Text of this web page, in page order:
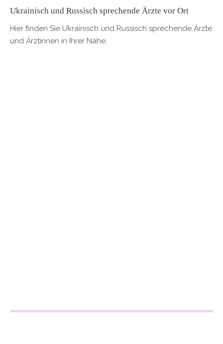
Ukrainisch und Russisch sprechende Ärzte vor Ort
Hier finden Sie Ukrainisch und Russisch sprechende Ärzte
und Ärztinnen in Ihrer Nähe.